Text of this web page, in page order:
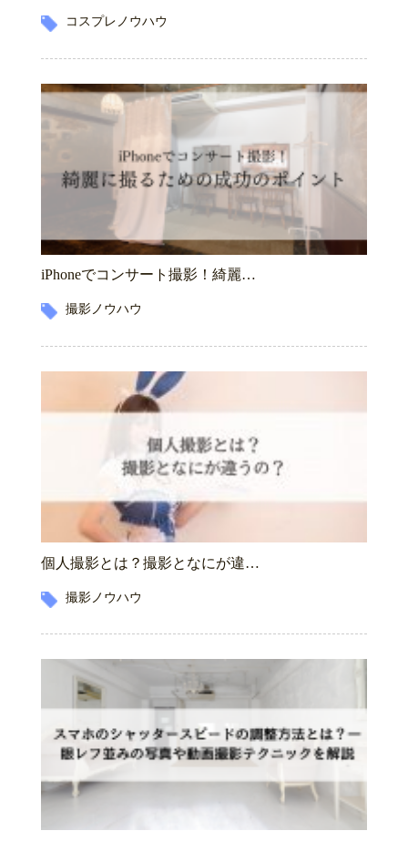
コスプレノウハウ
iPhoneでコンサート撮影！綺麗…
撮影ノウハウ
個人撮影とは？撮影となにが違…
撮影ノウハウ